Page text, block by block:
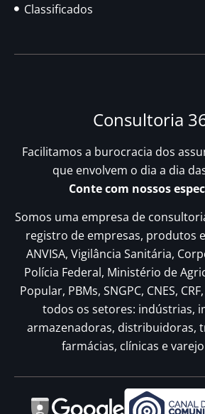
Classificados
Consultoria
Facilitamos a burocracia dos
que envolvem o dia a dia
Conte com nossos
Somos uma empresa de
registro de empresas, produtos
ANVISA, Vigilância Sanitária,
Polícia Federal, Ministério de
Popular, PBMs, SNGPC, CNES,
todos os setores: indústrias,
armazenadoras, distribuidoras,
farmácias, clínicas e